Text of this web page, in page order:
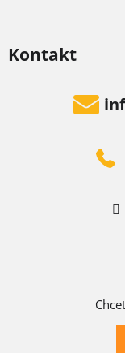
Kontakt